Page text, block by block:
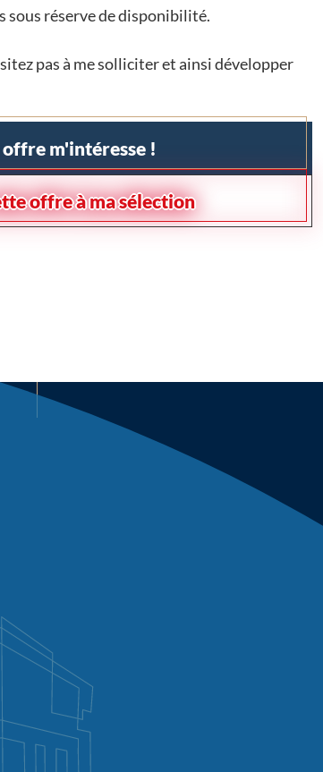
sous réserve de disponibilité.
pas à me solliciter et ainsi développer
m'intéresse !
offre à ma sélection